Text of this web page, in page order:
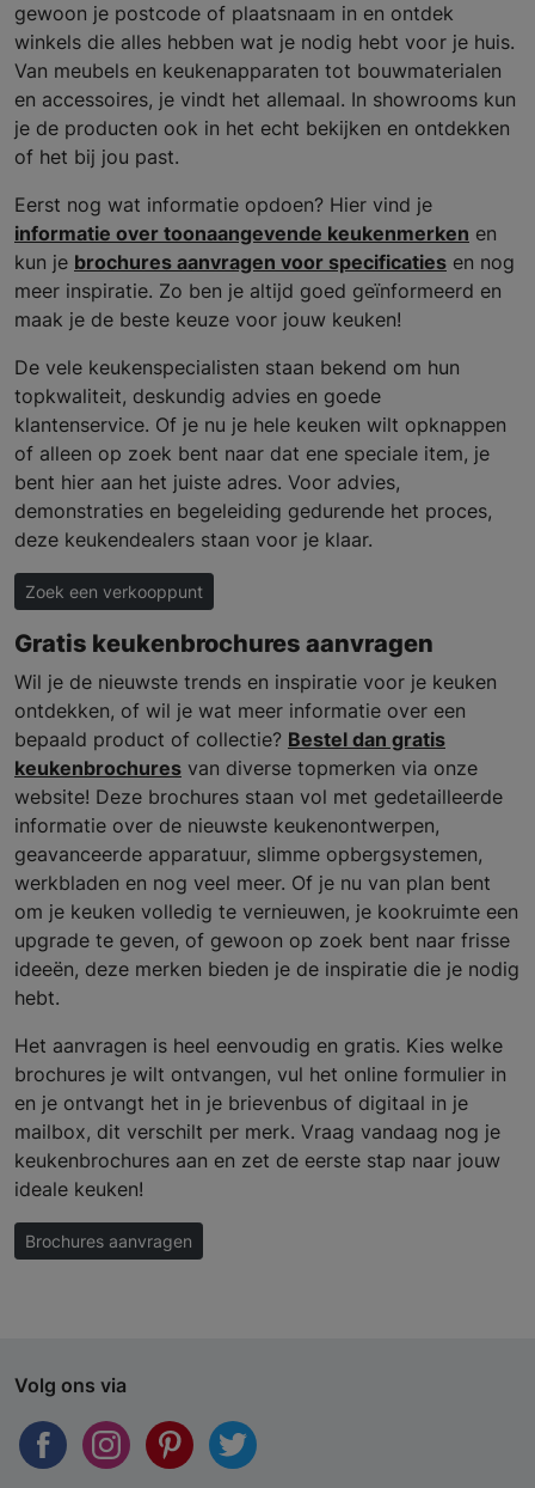
gewoon je postcode of plaatsnaam in en ontdek
winkels die alles hebben wat je nodig hebt voor je huis.
Van meubels en keukenapparaten tot bouwmaterialen
en accessoires, je vindt het allemaal. In showrooms kun
je de producten ook in het echt bekijken en ontdekken
of het bij jou past.
Eerst nog wat informatie opdoen? Hier vind je
informatie over toonaangevende keukenmerken en
kun je brochures aanvragen voor specificaties en nog
meer inspiratie. Zo ben je altijd goed geïnformeerd en
maak je de beste keuze voor jouw keuken!
De vele keukenspecialisten staan bekend om hun
topkwaliteit, deskundig advies en goede
klantenservice. Of je nu je hele keuken wilt opknappen
of alleen op zoek bent naar dat ene speciale item, je
bent hier aan het juiste adres. Voor advies,
demonstraties en begeleiding gedurende het proces,
deze keukendealers staan voor je klaar.
Zoek een verkooppunt
Gratis keukenbrochures aanvragen
Wil je de nieuwste trends en inspiratie voor je keuken
ontdekken, of wil je wat meer informatie over een
bepaald product of collectie? Bestel dan gratis
keukenbrochures van diverse topmerken via onze
website! Deze brochures staan vol met gedetailleerde
informatie over de nieuwste keukenontwerpen,
geavanceerde apparatuur, slimme opbergsystemen,
werkbladen en nog veel meer. Of je nu van plan bent
om je keuken volledig te vernieuwen, je kookruimte een
upgrade te geven, of gewoon op zoek bent naar frisse
ideeën, deze merken bieden je de inspiratie die je nodig
hebt.
Het aanvragen is heel eenvoudig en gratis. Kies welke
brochures je wilt ontvangen, vul het online formulier in
en je ontvangt het in je brievenbus of digitaal in je
mailbox, dit verschilt per merk. Vraag vandaag nog je
keukenbrochures aan en zet de eerste stap naar jouw
ideale keuken!
Brochures aanvragen
Volg ons via